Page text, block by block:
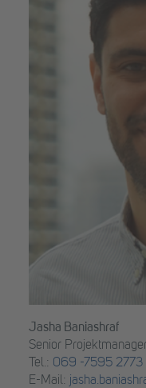
Jasha Baniashraf
Senior
Tel.: 069 -7595 2773
E-Mail: